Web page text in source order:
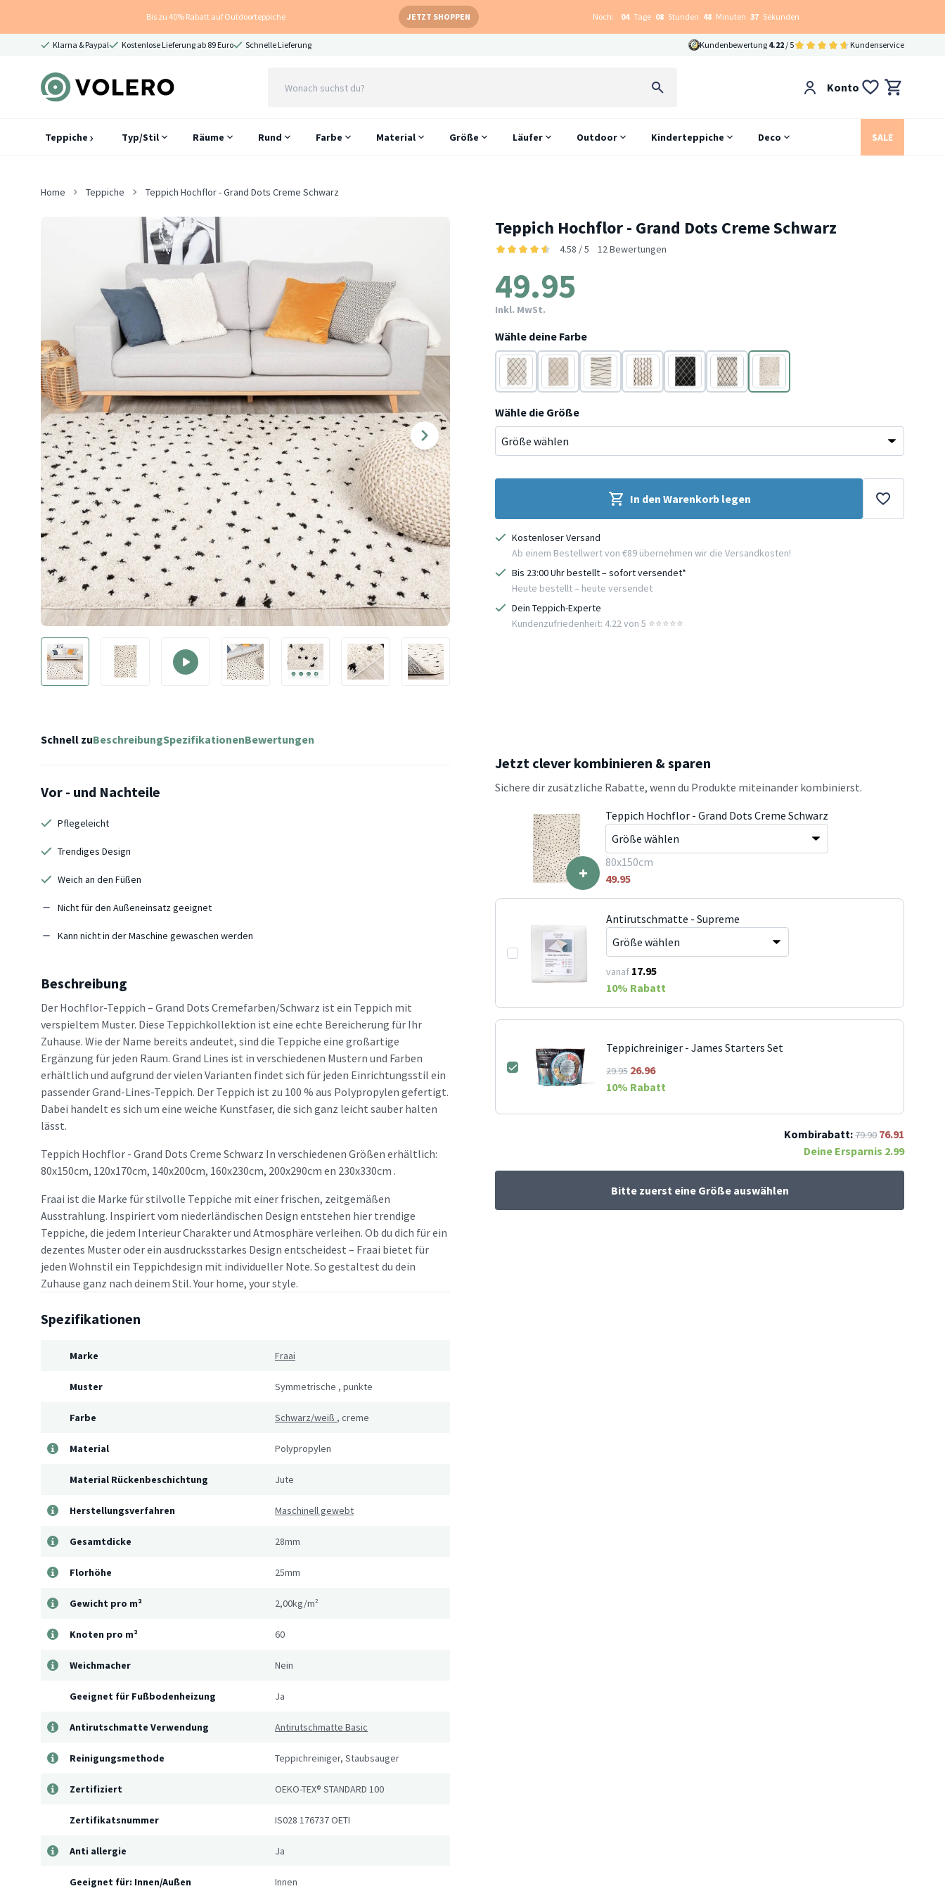
Bis zu 40% Rabatt auf Outdoorteppiche JETZT SHOPPEN Noch: 04 Tage 08 Stunden 48 Minuten 36 Sekunden
Klarna & Paypal Kostenlose Lieferung ab 89 Euro Schnelle Lieferung Kundenbewertung 4.22 / 5 Kundenservice
Konto
Teppiche Typ/Stil Räume Rund Farbe Material Größe Läufer Outdoor Kinderteppiche Deco SALE
Home Teppiche Teppich Hochflor - Grand Dots Creme Schwarz
Teppich Hochflor - Grand Dots Creme Schwarz
4.58 / 5 12 Bewertungen
49.95
Inkl. MwSt.
Wähle deine Farbe
Creme Creme Creme Creme SchwarzCreme
Creme
Wähle die Größe
In den Warenkorb legen
Kostenloser Versand
Ab einem Bestellwert von €89 übernehmen wir die Versandkosten!
Bis 23:00 Uhr bestellt – sofort versendet*
Heute bestellt – heute versendet
Dein Teppich-Experte
Kundenzufriedenheit: 4.22 von 5 ⭐️⭐️⭐️⭐️⭐️
Schnell zuBeschreibungSpezifikationenBewertungen
Vor - und Nachteile
Pflegeleicht
Trendiges Design
Weich an den Füßen
Nicht für den Außeneinsatz geeignet
Kann nicht in der Maschine gewaschen werden
Beschreibung
Der Hochflor-Teppich – Grand Dots Cremefarben/Schwarz ist ein Teppich mit
verspieltem Muster. Diese Teppichkollektion ist eine echte Bereicherung für Ihr
Zuhause. Wie der Name bereits andeutet, sind die Teppiche eine großartige
Ergänzung für jeden Raum. Grand Lines ist in verschiedenen Mustern und Farben
erhältlich und aufgrund der vielen Varianten findet sich für jeden Einrichtungsstil ein
passender Grand-Lines-Teppich. Der Teppich ist zu 100 % aus Polypropylen gefertigt.
Dabei handelt es sich um eine weiche Kunstfaser, die sich ganz leicht sauber halten
lässt.
Teppich Hochflor - Grand Dots Creme Schwarz In verschiedenen Größen erhältlich:
80x150cm, 120x170cm, 140x200cm, 160x230cm, 200x290cm en 230x330cm .
Fraai ist die Marke für stilvolle Teppiche mit einer frischen, zeitgemäßen
Ausstrahlung. Inspiriert vom niederländischen Design entstehen hier trendige
Teppiche, die jedem Interieur Charakter und Atmosphäre verleihen. Ob du dich für ein
dezentes Muster oder ein ausdrucksstarkes Design entscheidest – Fraai bietet für
jeden Wohnstil ein Teppichdesign mit individueller Note. So gestaltest du dein
Zuhause ganz nach deinem Stil. Your home, your style.
Spezifikationen
Marke Fraai
Muster Symmetrische , punkte
Farbe Schwarz/weiß , creme
Material Polypropylen
Material Rückenbeschichtung Jute
Herstellungsverfahren Maschinell gewebt
Gesamtdicke 28mm
Florhöhe 25mm
Gewicht pro m² 2,00kg/m²
Knoten pro m² 60
Weichmacher Nein
Geeignet für Fußbodenheizung Ja
Antirutschmatte Verwendung Antirutschmatte Basic
Reinigungsmethode Teppichreiniger, Staubsauger
Zertifiziert OEKO-TEX® STANDARD 100
Zertifikatsnummer IS028 176737 OETI
Anti allergie Ja
Geeignet für: Innen/Außen Innen
Jetzt clever kombinieren & sparen
Sichere dir zusätzliche Rabatte, wenn du Produkte miteinander kombinierst.
+
Teppich Hochflor - Grand Dots Creme Schwarz
80x150cm
49.95
Antirutschmatte - Supreme
vanaf 17.95
10% Rabatt
Teppichreiniger - James Starters Set
29.95 26.96
10% Rabatt
Kombirabatt:79.90 76.91
Deine Ersparnis 2.99
Bitte zuerst eine Größe auswählen